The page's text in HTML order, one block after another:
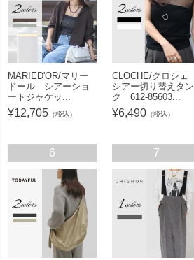
MARIED'OR/マリー
ドール シアーショ
ートジャケッ...
¥12,705 （税込）
CLOCHE/クロシェ
シアー切り替えタン
ク 612-85603...
¥6,490 （税込）
6 7